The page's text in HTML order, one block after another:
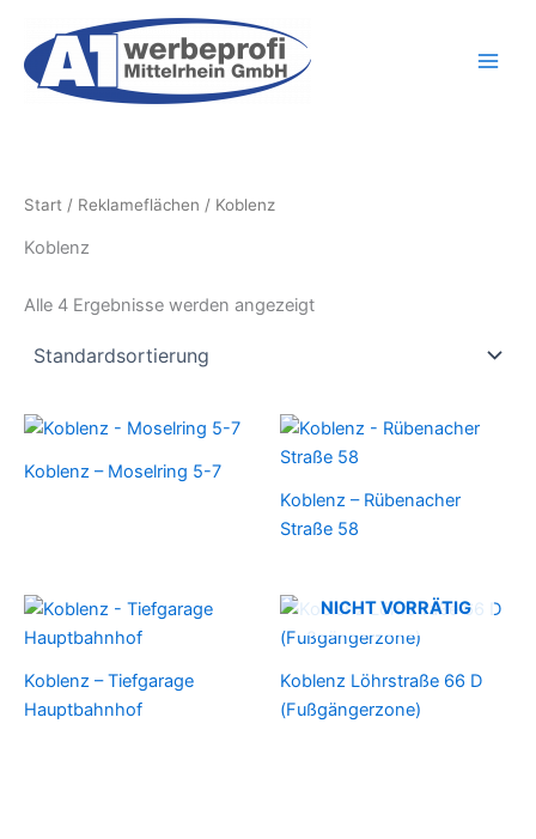
Inhalt
springen
Start / Reklameflächen / Koblenz
Koblenz
Alle 4 Ergebnisse werden angezeigt
Koblenz – Moselring 5-7
Koblenz – Rübenacher
Straße 58
Koblenz – Tiefgarage
Hauptbahnhof
NICHT VORRÄTIG
Koblenz Löhrstraße 66 D
(Fußgängerzone)